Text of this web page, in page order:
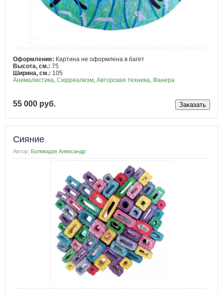
Оформление: Картина не оформлена в багет
Высота, см.: 75
Ширина, см.: 105
Анималистика, Сюрреализм, Авторская техника, Фанера
55 000 руб.
Сияние
Автор: Болквадзе Александр